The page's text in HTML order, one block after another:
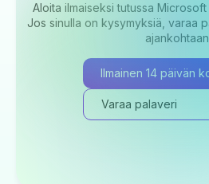
Aloita ilmaiseksi tutussa
Jos sinulla on kysymyksiä, varaa
Ilmainen 14 päivän
Varaa palaveri